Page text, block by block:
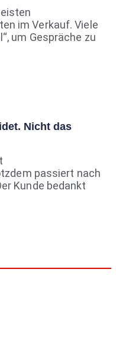
im Verkauf. Viele
um Gespräche zu
Nicht das
passiert nach
Kunde bedankt